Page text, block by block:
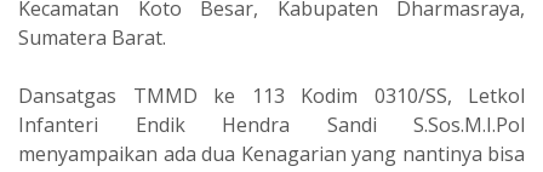
Kecamatan Koto Besar, Kabupaten Dharmasraya,
Sumatera Barat.
Dansatgas TMMD ke 113 Kodim 0310/SS, Letkol
Infanteri Endik Hendra Sandi S.Sos.M.I.Pol
menyampaikan ada dua Kenagarian yang nantinya bisa